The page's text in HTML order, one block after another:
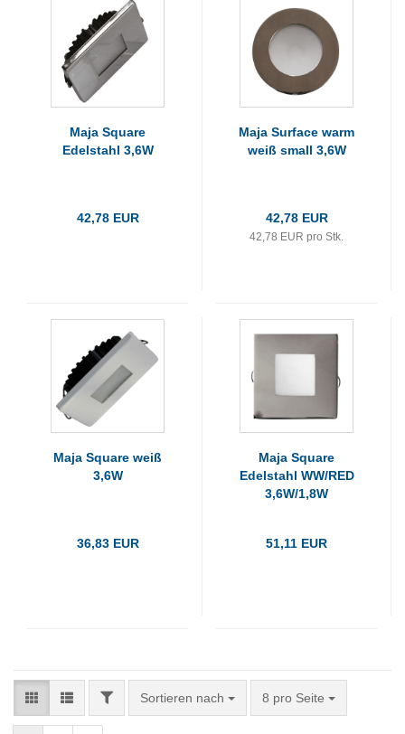
Maja Square
Edelstahl 3,6W
42,78 EUR
Maja Surface warm
weiß small 3,6W
42,78 EUR
42,78 EUR pro Stk.
Maja Square weiß
3,6W
36,83 EUR
Maja Square
Edelstahl WW/RED
3,6W/1,8W
51,11 EUR
FILTERSortieren nach
Sortieren nach 8 pro Seite
pro Seite